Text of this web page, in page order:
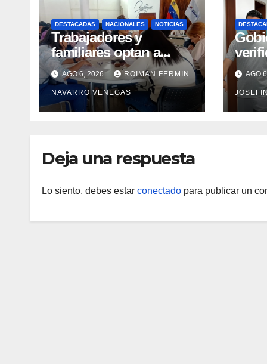
DESTACADAS NACIONALES NOTICIAS
Trabajadores y
familiares optan a
carreras universitarias
mediante convenio
entre MinSalud y la
UCV
AGO 6, 2026 ROIMAN FERMIN
NAVARRO VENEGAS
enAGO
Deja una respuesta
Lo siento, debes estar conectado para publicar un